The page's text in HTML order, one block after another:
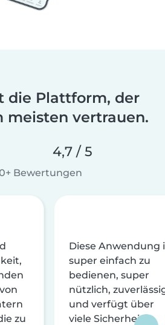
die Plattform, der
meisten vertrauen.
4,7 / 5
Bewertungen
zu
Diese Anwendung
super einfach zu
bedienen, super
nützlich,
und verfügt über
viele Sicherheits-